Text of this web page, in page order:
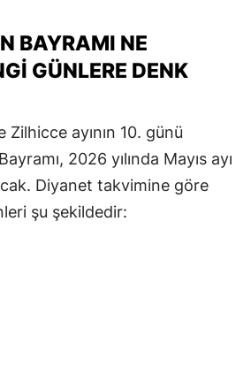
BAYRAMI NE
GÜNLERE DENK
ayının 10. günü
2026 yılında Mayıs ayı
Diyanet takvimine göre
şu şekildedir: